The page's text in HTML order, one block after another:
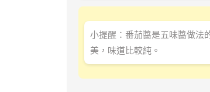
小提醒：番茄醬是五味醬做法
美，味道比較純。